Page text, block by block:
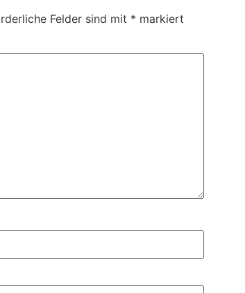
Felder sind mit * markiert